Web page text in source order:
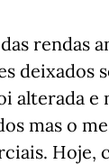
rendas
deixados
alterada
mas o
Hoje,